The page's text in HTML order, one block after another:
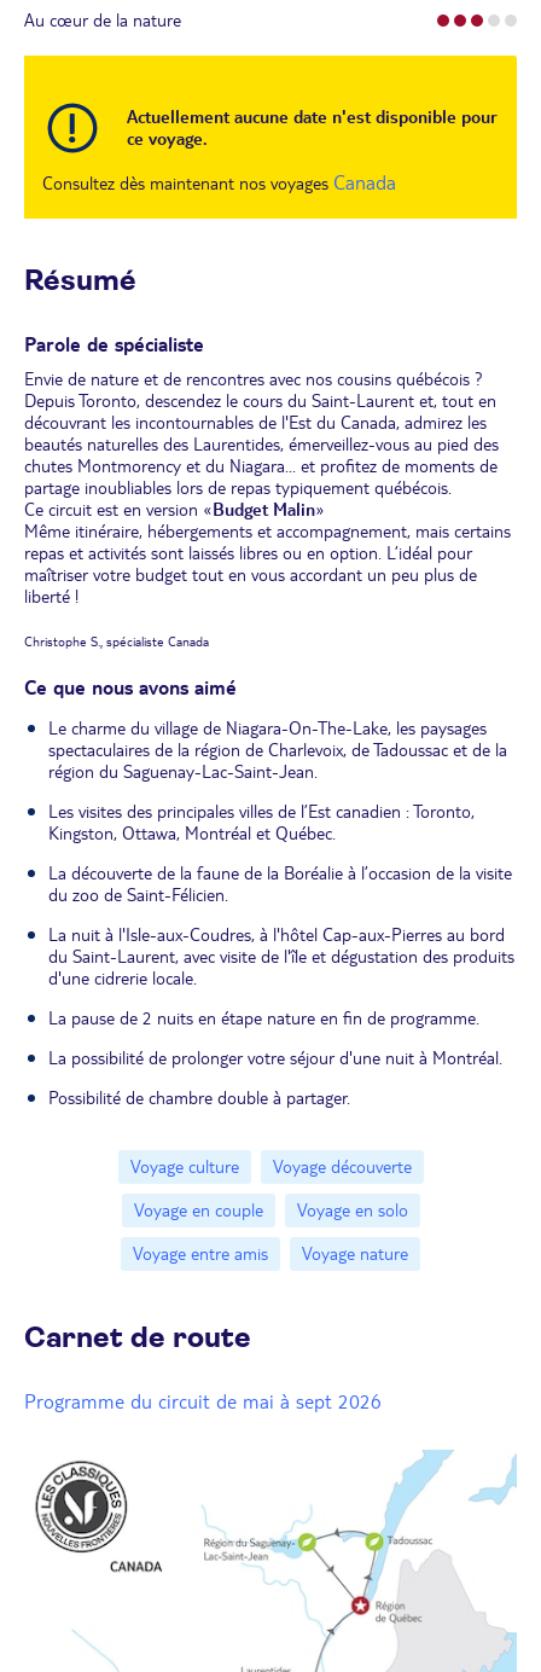
Au cœur de la nature
Actuellement aucune date n'est disponible pour
ce voyage.
Consultez dès maintenant nos voyages Canada
Résumé
Parole de spécialiste
Envie de nature et de rencontres avec nos cousins québécois ?
Depuis Toronto, descendez le cours du Saint-Laurent et, tout en
découvrant les incontournables de l'Est du Canada, admirez les
beautés naturelles des Laurentides, émerveillez-vous au pied des
chutes Montmorency et du Niagara... et profitez de moments de
partage inoubliables lors de repas typiquement québécois.
Ce circuit est en version «Budget Malin»
Même itinéraire, hébergements et accompagnement, mais certains
repas et activités sont laissés libres ou en option. L’idéal pour
maîtriser votre budget tout en vous accordant un peu plus de
liberté !
Christophe S., spécialiste Canada
Ce que nous avons aimé
Le charme du village de Niagara-On-The-Lake, les paysages
spectaculaires de la région de Charlevoix, de Tadoussac et de la
région du Saguenay-Lac-Saint-Jean.
Les visites des principales villes de l’Est canadien : Toronto,
Kingston, Ottawa, Montréal et Québec.
La découverte de la faune de la Boréalie à l’occasion de la visite
du zoo de Saint-Félicien.
La nuit à l'Isle-aux-Coudres, à l'hôtel Cap-aux-Pierres au bord
du Saint-Laurent, avec visite de l'île et dégustation des produits
d'une cidrerie locale.
La pause de 2 nuits en étape nature en fin de programme.
La possibilité de prolonger votre séjour d'une nuit à Montréal.
Possibilité de chambre double à partager.
Voyage culture
Voyage découverte
Voyage en couple
Voyage en solo
Voyage entre amis
Voyage nature
Carnet de route
Programme du circuit de mai à sept 2026